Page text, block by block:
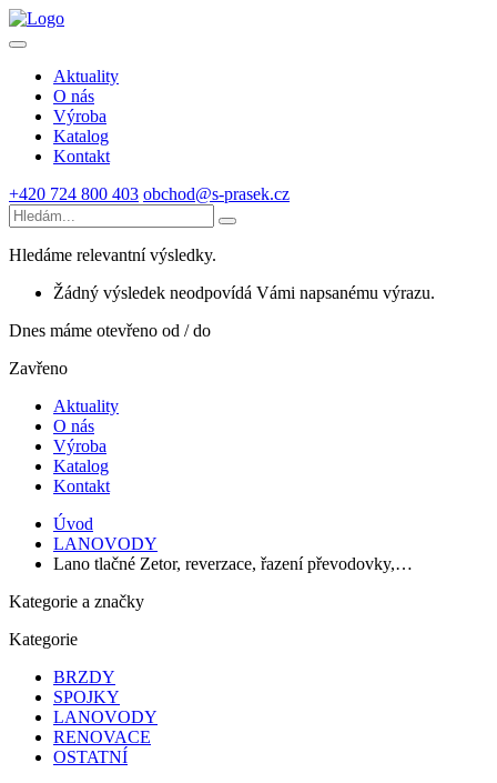
Aktuality
O nás
Výroba
Katalog
Kontakt
+420 724 800 403 obchod@s-prasek.cz
Hledáme relevantní výsledky.
Žádný výsledek neodpovídá Vámi napsanému výrazu.
Dnes máme otevřeno od / do
Zavřeno
Aktuality
O nás
Výroba
Katalog
Kontakt
Úvod
LANOVODY
Lano tlačné Zetor, reverzace, řazení převodovky,…
Kategorie a značky
Kategorie
BRZDY
SPOJKY
LANOVODY
RENOVACE
OSTATNÍ